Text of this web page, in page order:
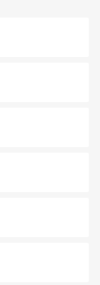
外せないスポット